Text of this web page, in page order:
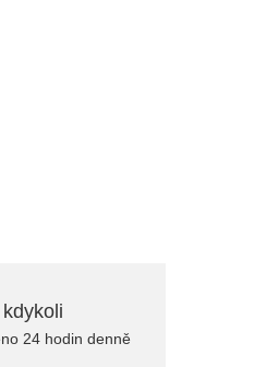
24 hodin denně